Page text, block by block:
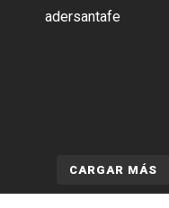
adersantafe
CARGAR MÁS